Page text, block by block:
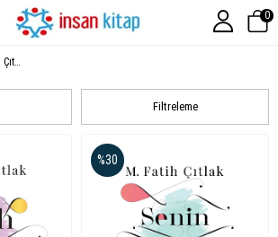
0
Mehmet Fatih Çıtlak Kitaplığı
Filtreleme
%30